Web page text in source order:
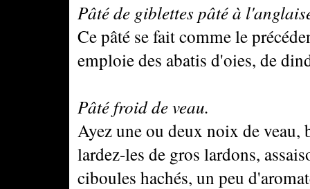
Pâté de giblettes pâté à
Ce pâté se fait comme le
emploie des abatis d'oies, de
Pâté froid de veau.
Ayez une ou deux noix de veau,
lardez-les de gros lardons,
ciboules hachés, un peu